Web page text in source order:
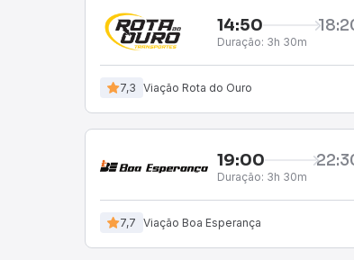
14:50
Duração: 3h 30m
7,3 Viação Rota do Ouro
19:00
Duração: 3h 30m
7,7 Viação Boa Esperança